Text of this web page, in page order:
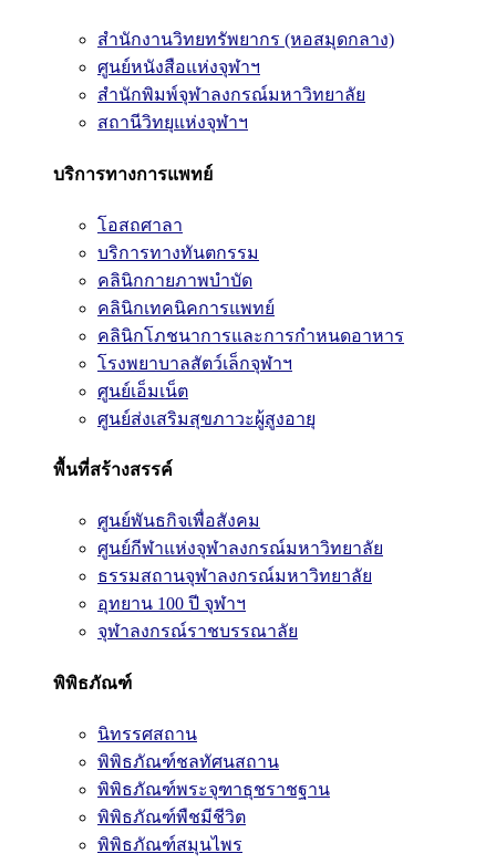
สำนักงานวิทยทรัพยากร (หอสมุดกลาง)
ศูนย์หนังสือแห่งจุฬาฯ
สำนักพิมพ์จุฬาลงกรณ์มหาวิทยาลัย
สถานีวิทยุแห่งจุฬาฯ
บริการทางการแพทย์
โอสถศาลา
บริการทางทันตกรรม
คลินิกกายภาพบำบัด
คลินิกเทคนิคการแพทย์
คลินิกโภชนาการและการกำหนดอาหาร
โรงพยาบาลสัตว์เล็กจุฬาฯ
ศูนย์เอ็มเน็ต
ศูนย์ส่งเสริมสุขภาวะผู้สูงอายุ
พื้นที่สร้างสรรค์
ศูนย์พันธกิจเพื่อสังคม
ศูนย์กีฬาแห่งจุฬาลงกรณ์มหาวิทยาลัย
ธรรมสถานจุฬาลงกรณ์มหาวิทยาลัย
อุทยาน 100 ปี จุฬาฯ
จุฬาลงกรณ์ราชบรรณาลัย
พิพิธภัณฑ์
นิทรรศสถาน
พิพิธภัณฑ์ชลทัศนสถาน
พิพิธภัณฑ์พระจุฑาธุชราชฐาน
พิพิธภัณฑ์พืชมีชีวิต
พิพิธภัณฑ์สมุนไพร